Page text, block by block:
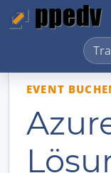
EVENT